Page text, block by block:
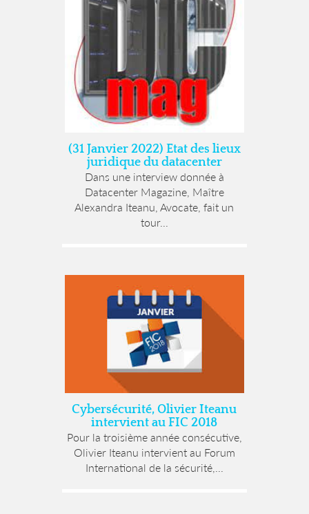
(31 Janvier 2022) Etat des lieux
juridique du datacenter
Dans une interview donnée à
Datacenter Magazine, Maître
Alexandra Iteanu, Avocate, fait un
tour...
Cybersécurité, Olivier Iteanu
intervient au FIC 2018
Pour la troisième année consécutive,
Olivier Iteanu intervient au Forum
International de la sécurité,...